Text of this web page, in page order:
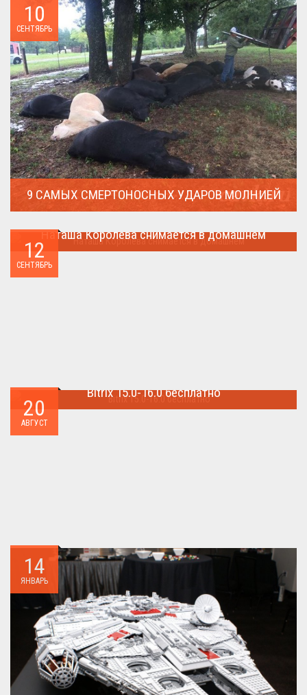
10
СЕНТЯБРЬ
9 САМЫХ СМЕРТОНОСНЫХ УДАРОВ МОЛНИЕЙ
12
СЕНТЯБРЬ
Наташа Королева снимается в домашнем
20
АВГУСТ
Bitrix 15.0-16.0 бесплатно
14
ЯНВАРЬ